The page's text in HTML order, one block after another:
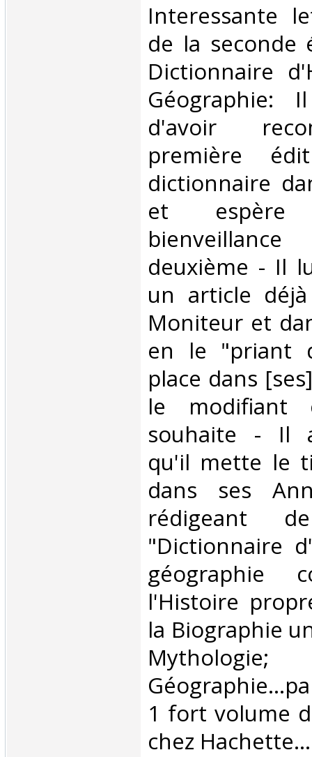
‎Interessante
de la seconde
Dictionnaire
Géographie:
d'avoir
première
dictionnaire
et
deuxième - Il
un article
Moniteur et
en le "priant
place dans
le modifiant
souhaite - Il
qu'il mette le
dans ses
rédigeant
"Dictionnaire
géographie
l'Histoire
la Biographie
1 fort volume
chez